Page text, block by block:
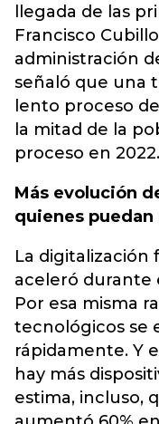
llegada de las
Francisco
administración
señaló que una
lento proceso
la mitad de la
proceso en 2022.
Más evolución
quienes puedan
La digitalización
aceleró durante
Por esa misma
tecnológicos se
rápidamente. Y
hay más
estima, incluso,